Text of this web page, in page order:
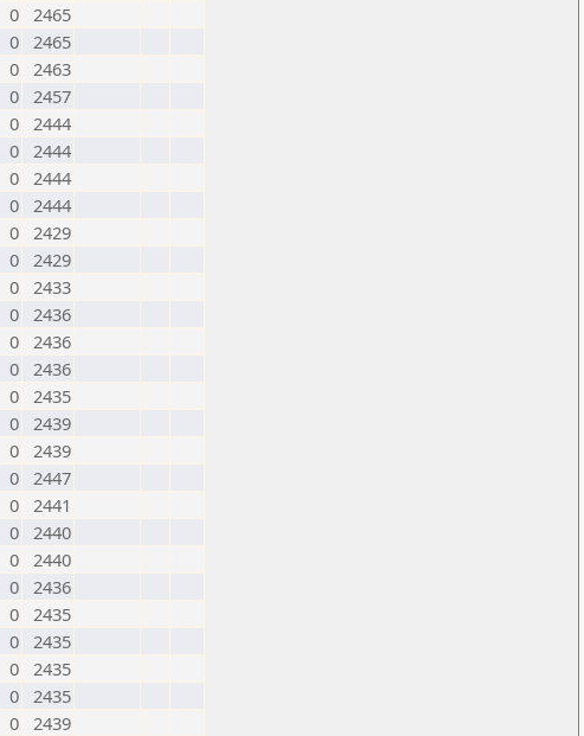
0 2465
0 2465
0 2463
0 2457
0 2444
0 2444
0 2444
0 2444
0 2429
0 2429
0 2433
0 2436
0 2436
0 2436
0 2435
0 2439
0 2439
0 2447
0 2441
0 2440
0 2440
0 2436
0 2435
0 2435
0 2435
0 2435
0 2439